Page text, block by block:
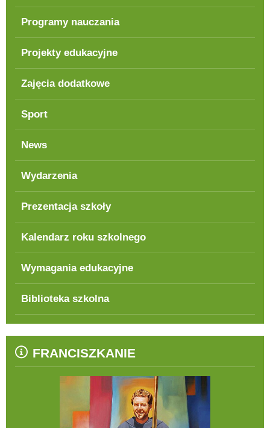
Programy nauczania
Projekty edukacyjne
Zajęcia dodatkowe
Sport
News
Wydarzenia
Prezentacja szkoły
Kalendarz roku szkolnego
Wymagania edukacyjne
Biblioteka szkolna
FRANCISZKANIE